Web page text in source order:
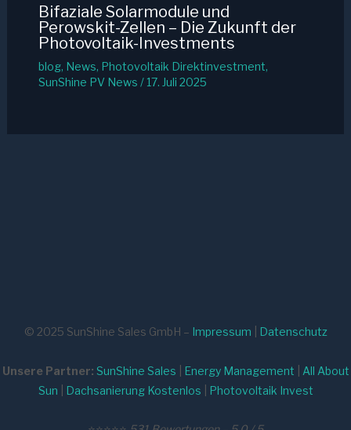
Bifaziale Solarmodule und
Perowskit-Zellen – Die Zukunft der
Photovoltaik-Investments
blog, News, Photovoltaik Direktinvestment,
SunShine PV News / 17. Juli 2025
© 2025 SunShine Sales GmbH – Impressum Datenschutz
Unsere Partner: SunShine Sales Energy Management
All About
Sun
Dachsanierung Kostenlos Photovoltaik Invest